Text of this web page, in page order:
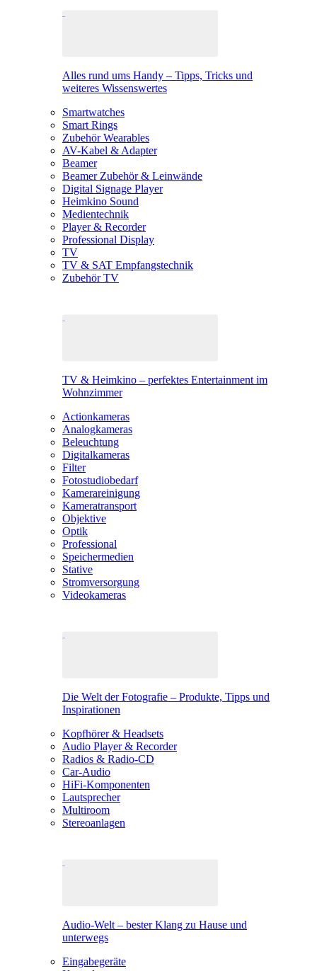
Alles rund ums Handy – Tipps, Tricks und
weiteres Wissenswertes
Smartwatches
Smart Rings
Zubehör Wearables
AV-Kabel & Adapter
Beamer
Beamer Zubehör & Leinwände
Digital Signage Player
Heimkino Sound
Medientechnik
Player & Recorder
Professional Display
TV
TV & SAT Empfangstechnik
Zubehör TV
TV & Heimkino – perfektes Entertainment im
Wohnzimmer
Actionkameras
Analogkameras
Beleuchtung
Digitalkameras
Filter
Fotostudiobedarf
Kamerareinigung
Kameratransport
Objektive
Optik
Professional
Speichermedien
Stative
Stromversorgung
Videokameras
Die Welt der Fotografie – Produkte, Tipps und
Inspirationen
Kopfhörer & Headsets
Audio Player & Recorder
Radios & Radio-CD
Car-Audio
HiFi-Komponenten
Lautsprecher
Multiroom
Stereoanlagen
Audio-Welt – bester Klang zu Hause und
unterwegs
Eingabegeräte